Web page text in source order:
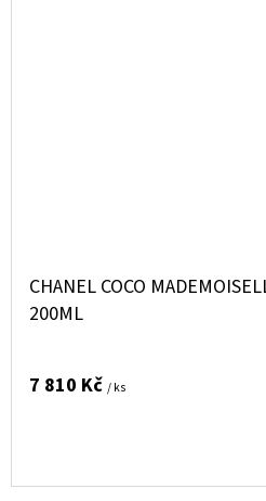
CHANEL COCO
200ML
7 810 Kč / ks